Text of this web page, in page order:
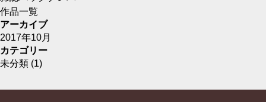
作品一覧
アーカイブ
2017年10月
カテゴリー
未分類 (1)